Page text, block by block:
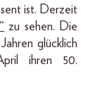
ist. Derzeit
zu sehen. Die
glücklich
ihren 50.